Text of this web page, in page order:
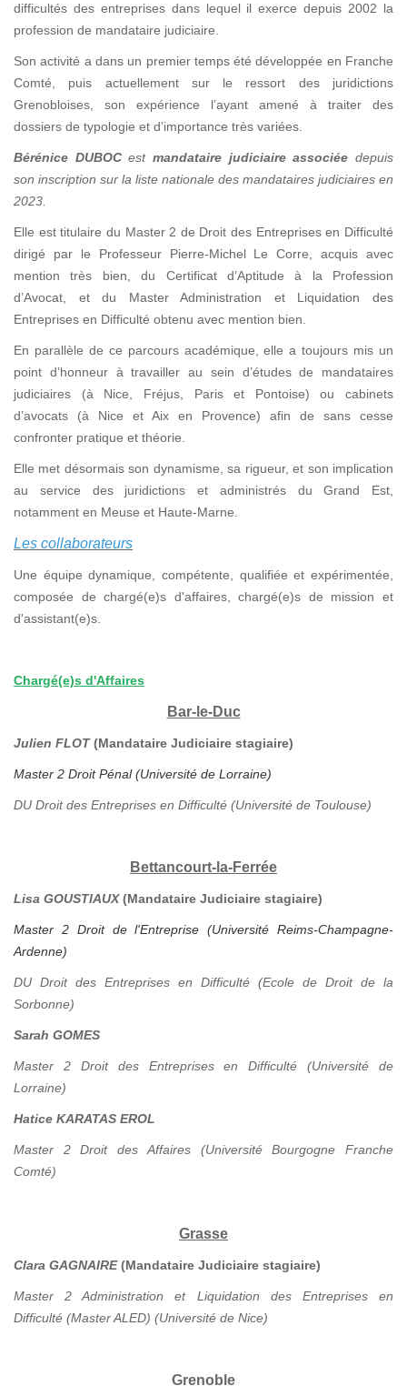
difficultés des entreprises dans lequel il exerce depuis 2002 la
profession de mandataire judiciaire.
Son activité a dans un premier temps été développée en Franche
Comté, puis actuellement sur le ressort des juridictions
Grenobloises, son expérience l’ayant amené à traiter des
dossiers de typologie et d’importance très variées.
Bérénice DUBOCestmandataire judiciaire associée depuis
son inscription sur la liste nationale des mandataires judiciaires en
2023.
Elle est titulaire du Master 2 de Droit des Entreprises en Difficulté
dirigé par le Professeur Pierre-Michel Le Corre, acquis avec
mention très bien, du Certificat d’Aptitude à la Profession
d’Avocat, et du Master Administration et Liquidation des
Entreprises en Difficulté obtenu avec mention bien.
En parallèle de ce parcours académique, elle a toujours mis un
point d’honneur à travailler au sein d’études de mandataires
judiciaires (à Nice, Fréjus, Paris et Pontoise) ou cabinets
d’avocats (à Nice et Aix en Provence) afin de sans cesse
confronter pratique et théorie.
Elle met désormais son dynamisme, sa rigueur, et son implication
au service des juridictions et administrés du Grand Est,
notamment en Meuse et Haute-Marne.
Les collaborateurs
Une équipe dynamique, compétente, qualifiée et expérimentée,
composée de chargé(e)s d'affaires, chargé(e)s de mission et
d'assistant(e)s.
Chargé(e)s d'Affaires
Bar-le-Duc
Julien FLOT(Mandataire Judiciaire stagiaire)
Master 2 Droit Pénal (Université de Lorraine)
DU Droit des Entreprises en Difficulté (Université de Toulouse)
Bettancourt-la-Ferrée
Lisa GOUSTIAUX(Mandataire Judiciaire stagiaire)
Master 2 Droit de l'Entreprise (Université Reims-Champagne-
Ardenne)
DU Droit des Entreprises en Difficulté (Ecole de Droit de la
Sorbonne)
Sarah GOMES
Master 2 Droit des Entreprises en Difficulté (Université de
Lorraine)
Hatice KARATAS EROL
Master 2 Droit des Affaires (Université Bourgogne Franche
Comté)
Grasse
Clara GAGNAIRE(Mandataire Judiciaire stagiaire)
Master 2 Administration et Liquidation des Entreprises en
Difficulté (Master ALED) (Université de Nice)
Grenoble